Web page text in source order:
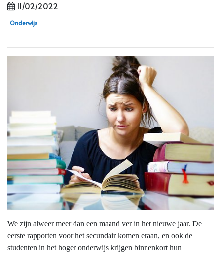
11/02/2022
Onderwijs
We zijn alweer meer dan een maand ver in het nieuwe jaar. De
eerste rapporten voor het secundair komen eraan, en ook de
studenten in het hoger onderwijs krijgen binnenkort hun